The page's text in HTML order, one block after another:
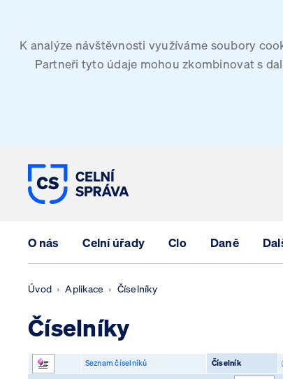
K analýze návštěvnosti využíváme soubory
Partneři tyto údaje mohou zkombinovat s
O nás Celní úřady Clo Daně
Úvod Aplikace Číselníky
Číselníky
Seznam číselníků Číselník